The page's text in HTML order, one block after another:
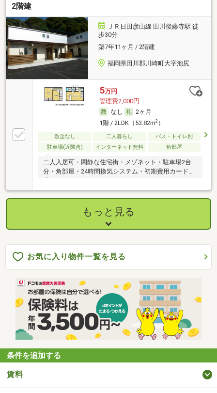
2階建
ＪＲ日田彦山線 田川後藤寺駅 徒
歩30分
築7年11ヶ月 / 2階建
福岡県田川郡川崎町大字池尻
5万円
管理費2,000円
なし
2ヶ月
1階 / 2LDK（53.82m2）
敷金なし 二人暮らし
バス・トイレ別
駐車場(近隣含)
インターネット無料 角部屋
二人入居可・閑静な住宅街・メゾネット・駐車場2台
分・角部屋・24時間換気システム・初期費用カード決
もっと見る
お気に入り物件一覧を見る
条件を追加する
賃料